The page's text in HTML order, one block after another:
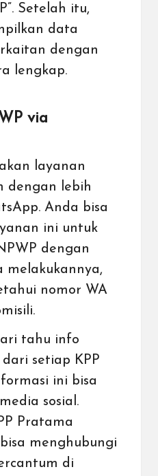
Setelah itu,
data
dengan
lengkap.
via
layanan
dengan lebih
Anda bisa
ini untuk
dengan
melakukannya,
nomor WA
tahu info
setiap KPP
ini bisa
sosial.
Pratama
menghubungi
di